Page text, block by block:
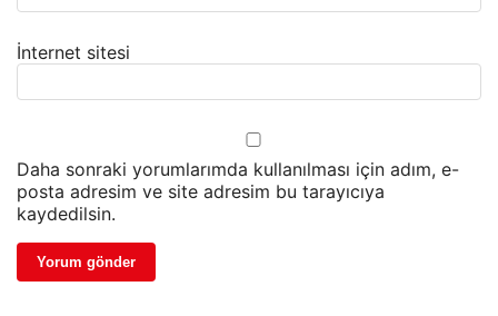
İnternet sitesi
Daha sonraki yorumlarımda kullanılması için adım, e-
posta adresim ve site adresim bu tarayıcıya
kaydedilsin.